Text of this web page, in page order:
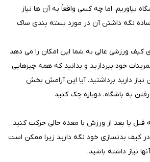
بیاوریم، اما چه کسی واقعاً به آن ها نیاز
نگه داشتن آن در مورد بسته بندی ساک
کیف ورزشی عالی به شما این امکان را می دهد
خود بپردازید و بدانید که همه چیزهایی
نیاز دارید برداشتید. آیا این آرامش بخش
به باشگاه، دوباره چک کنید
یا بعد از ورزش با معده خالی حرکت کنید.
کیف بدنسازی خود نگه دارید زیرا ممکن است
نیاز داشته باشید.